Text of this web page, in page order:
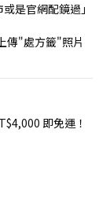
是官網配鏡過」
傳"處方籤"照片
即免運！